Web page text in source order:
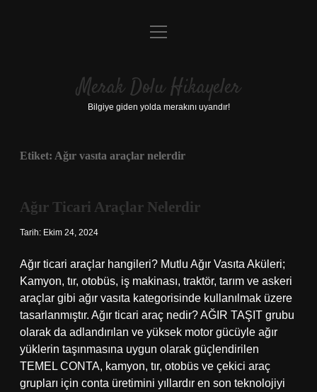
Anasayfa
Yasal Uyarı
menüyü
Merak Dolu Hikayeler
Bilgiye giden yolda merakını uyandır!
Etiket: Ağır vasıta araçlar nelerdir
Ağır Ticari Araçlar Nelerdir
Tarih: Ekim 24, 2024
Ağır ticari araçlar hangileri? Mutlu Ağır Vasıta Aküleri;
Kamyon, tır, otobüs, iş makinası, traktör, tarım ve askeri
araçlar gibi ağır vasıta kategorisinde kullanılmak üzere
tasarlanmıştır. Ağır ticari araç nedir? AĞIR TAŞIT grubu
olarak da adlandırılan ve yüksek motor gücüyle ağır
yüklerin taşınmasına uygun olarak güçlendirilen
TEMEL CONTA, kamyon, tır, otobüs ve çekici araç
grupları için conta üretimini yıllardır en son teknolojiyi